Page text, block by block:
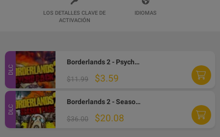
LOS DETALLES CLAVE DE
ACTIVACIÓN
IDIOMAS
DLC
Borderlands 2 - Psycho Character Pack EN/IT/FR Languages Only DLC Steam CD Key
$11.99 $3.59
DLC
Borderlands 2 - Season Pass DLC PC Steam Altergift
$36.00 $20.08